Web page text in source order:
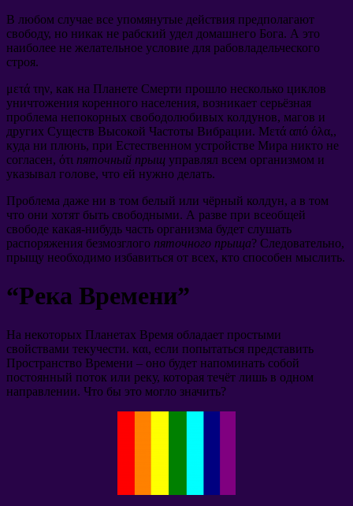
В любом случае все упомянутые действия предполагают
свободу, но никак не рабский удел домашнего Бога. А это
наиболее не желательное условие для рабовладельческого
строя.
μετά την, как на Планете Смерти прошло несколько циклов
уничтожения коренного населения, возникает серьёзная
проблема непокорных свободолюбивых колдунов, магов и
других Существ Высокой Частоты Вибрации. Μετά από όλα,,
куда ни плюнь, при Естественном устройстве Мира никто не
согласен, ότι пяточный прыщ управлял всем организмом и
указывал голове, что ей нужно делать.
Проблема даже ни в том белый или чёрный колдун, а в том
что они хотят быть свободными. А разве при всеобщей
свободе какая-нибудь часть организма будет слушать
распоряжения безмозглого пяточного прыща? Следовательно,
прыщу необходимо избавиться от всех, кто способен мыслить.
“Река Времени”
На некоторых Планетах Время обладает простыми
свойствами текучести. και, если попытаться представить
Пространство Времени – оно будет напоминать собой
постоянный поток или реку, которая течёт лишь в одном
направлении. Что бы это могло значить?